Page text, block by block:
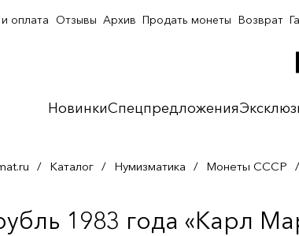
НовинкиСпецпредложения
оплата Отзывы Архив Продать монеты Возврат
/ Каталог / Нумизматика / Монеты СССР /
1983 года «Карл